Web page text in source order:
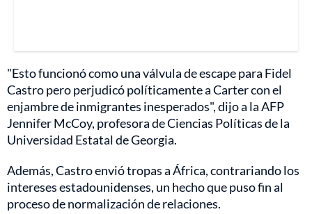
"Esto funcionó como una válvula de escape para Fidel
Castro pero perjudicó políticamente a Carter con el
enjambre de inmigrantes inesperados", dijo a la AFP
Jennifer McCoy, profesora de Ciencias Políticas de la
Universidad Estatal de Georgia.
Además, Castro envió tropas a África, contrariando los
intereses estadounidenses, un hecho que puso fin al
proceso de normalización de relaciones.